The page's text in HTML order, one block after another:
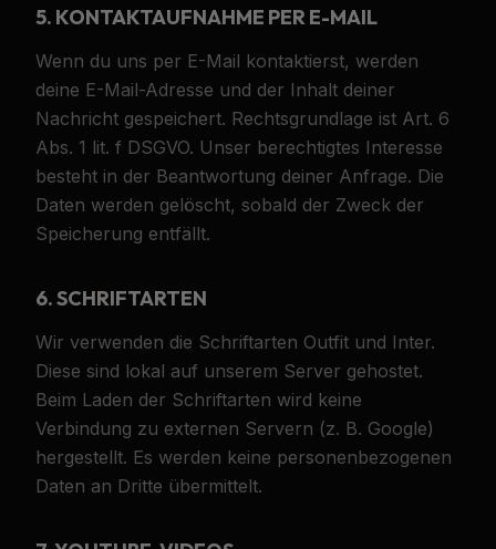
5. KONTAKTAUFNAHME PER E-MAIL
Wenn du uns per E-Mail kontaktierst, werden
deine E-Mail-Adresse und der Inhalt deiner
Nachricht gespeichert. Rechtsgrundlage ist Art. 6
Abs. 1 lit. f DSGVO. Unser berechtigtes Interesse
besteht in der Beantwortung deiner Anfrage. Die
Daten werden gelöscht, sobald der Zweck der
Speicherung entfällt.
6. SCHRIFTARTEN
Wir verwenden die Schriftarten Outfit und Inter.
Diese sind lokal auf unserem Server gehostet.
Beim Laden der Schriftarten wird keine
Verbindung zu externen Servern (z. B. Google)
hergestellt. Es werden keine personenbezogenen
Daten an Dritte übermittelt.